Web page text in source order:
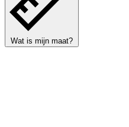
Wat is mijn maat?